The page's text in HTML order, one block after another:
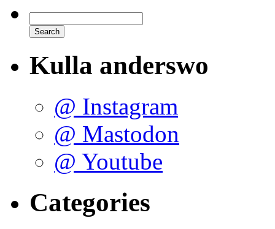
Kulla anderswo
@ Instagram
@ Mastodon
@ Youtube
Categories